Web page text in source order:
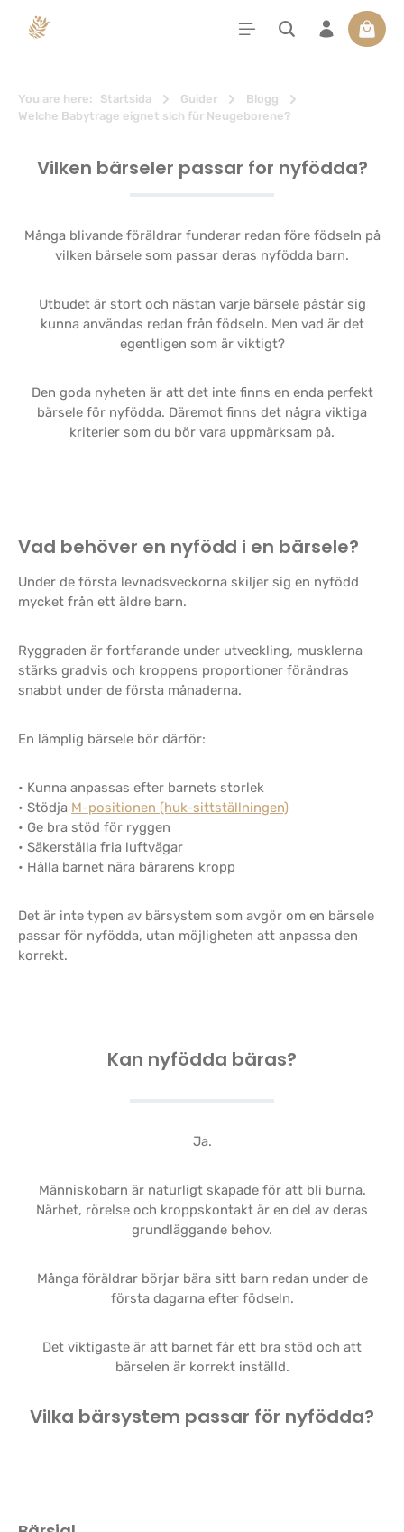
You are here: Startsida Guider
Blogg
Welche Babytrage eignet sich für Neugeborene?
Vilken bärseler passar for nyfödda?
Många blivande föräldrar funderar redan före födseln på
vilken bärsele som passar deras nyfödda barn.
Utbudet är stort och nästan varje bärsele påstår sig
kunna användas redan från födseln. Men vad är det
egentligen som är viktigt?
Den goda nyheten är att det inte finns en enda perfekt
bärsele för nyfödda. Däremot finns det några viktiga
kriterier som du bör vara uppmärksam på.
Vad behöver en nyfödd i en bärsele?
Under de första levnadsveckorna skiljer sig en nyfödd
mycket från ett äldre barn.
Ryggraden är fortfarande under utveckling, musklerna
stärks gradvis och kroppens proportioner förändras
snabbt under de första månaderna.
En lämplig bärsele bör därför:
• Kunna anpassas efter barnets storlek
• Stödja M-positionen (huk-sittställningen)
• Ge bra stöd för ryggen
• Säkerställa fria luftvägar
• Hålla barnet nära bärarens kropp
Det är inte typen av bärsystem som avgör om en bärsele
passar för nyfödda, utan möjligheten att anpassa den
korrekt.
Kan nyfödda bäras?
Ja.
Människobarn är naturligt skapade för att bli burna.
Närhet, rörelse och kroppskontakt är en del av deras
grundläggande behov.
Många föräldrar börjar bära sitt barn redan under de
första dagarna efter födseln.
Det viktigaste är att barnet får ett bra stöd och att
bärselen är korrekt inställd.
Vilka bärsystem passar för nyfödda?